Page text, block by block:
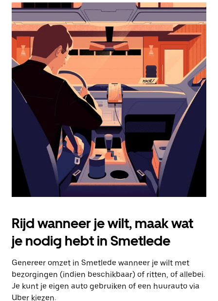
de
te
openen
een
datum
te
selecteren.
Druk
Escape
agenda
te
sluiten.
Rijd wanneer je wilt, maak wat
je nodig hebt in Smetlede
Genereer omzet in Smetlede wanneer je wilt met
bezorgingen (indien beschikbaar) of ritten, of allebei.
Je kunt je eigen auto gebruiken of een huurauto via
Uber kiezen.